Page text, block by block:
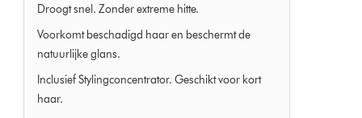
sterren
van
van
8042
Ratings
Droogt snel. Zonder extreme hitte.
Voorkomt beschadigd haar en beschermt de
natuurlijke glans.
Inclusief Stylingconcentrator. Geschikt voor kort
haar.